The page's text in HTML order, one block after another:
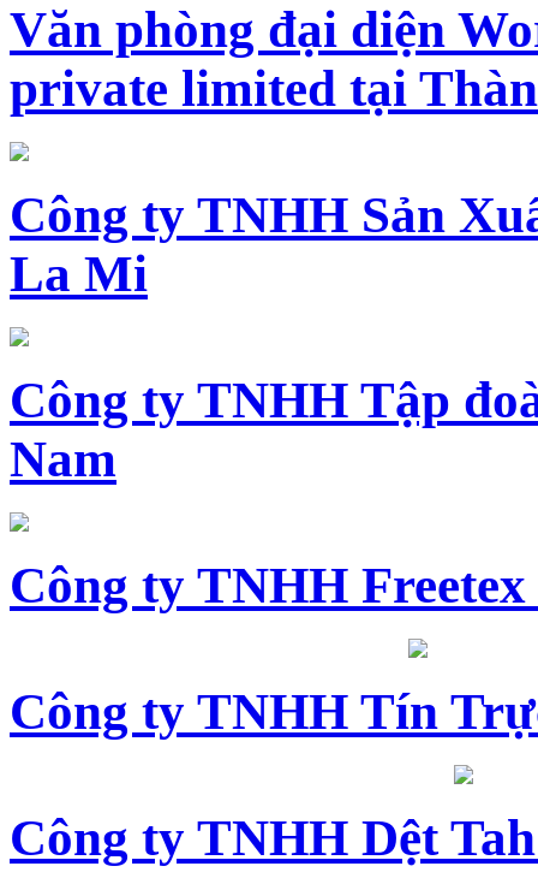
Văn phòng đại diện
private limited tại
Công ty TNHH Sản
La Mi
Công ty TNHH Tập
Nam
Công ty TNHH
Công ty TNHH Tín
Công ty TNHH Dệt